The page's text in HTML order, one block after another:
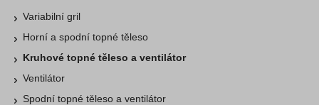
Variabilní gril
Horní a spodní topné těleso
Kruhové topné těleso a ventilátor
Ventilátor
Spodní topné těleso a ventilátor